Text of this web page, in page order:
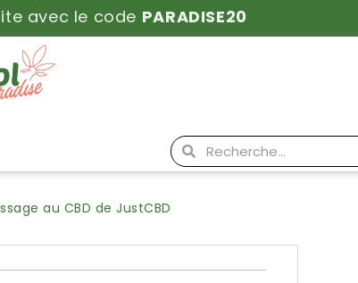
avec le code PARADISE20
au CBD de JustCBD